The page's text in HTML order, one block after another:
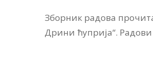
Зборник радова
Дрини ћуприја“.